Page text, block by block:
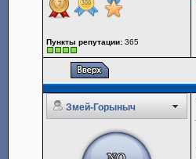
Пункты репутации:365
Змей-Горыныч